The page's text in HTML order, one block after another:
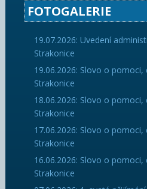
FOTOGALERIE
19.07.2026: Uvedení
Strakonice
19.06.2026: Slovo o
Strakonice
18.06.2026: Slovo o
Strakonice
17.06.2026: Slovo o
Strakonice
16.06.2026: Slovo o
Strakonice